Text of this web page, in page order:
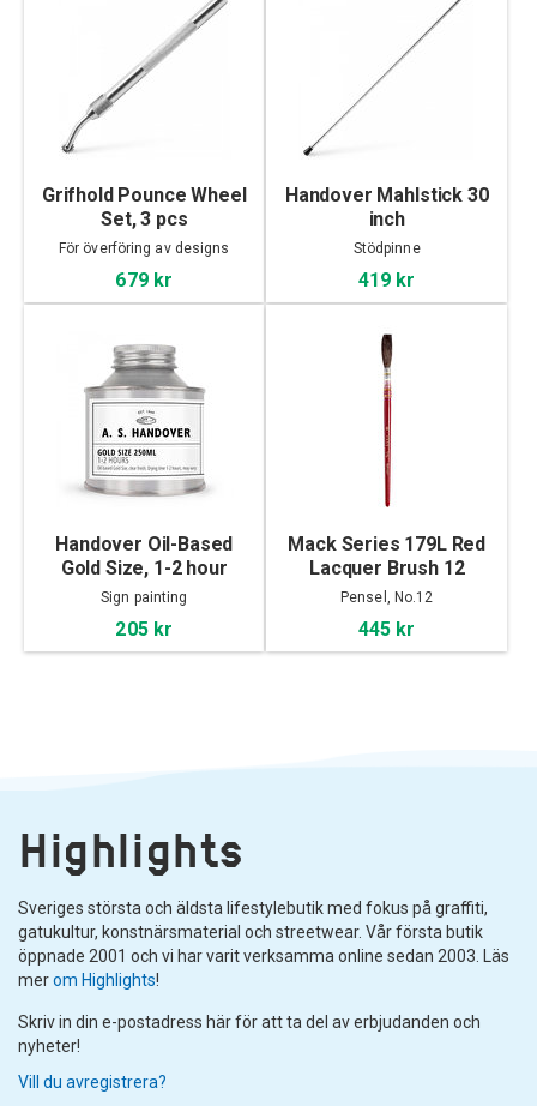
Grifhold Pounce Wheel
Set, 3 pcs
För överföring av designs
679 kr
Handover Mahlstick 30
inch
Stödpinne
419 kr
Handover Oil-Based
Gold Size, 1-2 hour
Sign painting
205 kr
Mack Series 179L Red
Lacquer Brush 12
Pensel, No.12
445 kr
Highlights
Sveriges största och äldsta lifestylebutik med fokus på graffiti,
gatukultur, konstnärsmaterial och streetwear. Vår första butik
öppnade 2001 och vi har varit verksamma online sedan 2003. Läs
merom Highlights!
Skriv in din e-postadress här för att ta del av erbjudanden och
nyheter!
Vill du avregistrera?